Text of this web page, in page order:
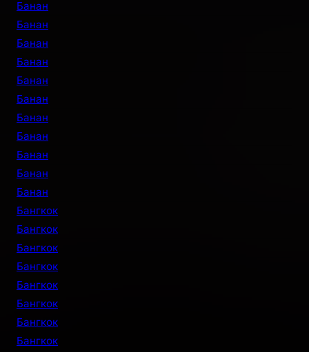
Банан
Банан
Банан
Банан
Банан
Банан
Банан
Банан
Банан
Банан
Банан
Бангкок
Бангкок
Бангкок
Бангкок
Бангкок
Бангкок
Бангкок
Бангкок